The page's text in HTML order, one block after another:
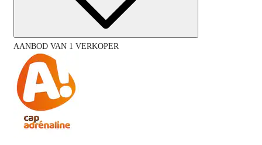
AANBOD VAN 1 VERKOPER